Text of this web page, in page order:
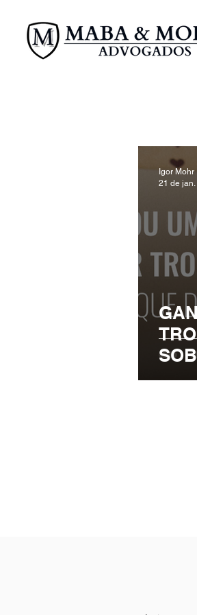
Igor Mohr
21 de jan.